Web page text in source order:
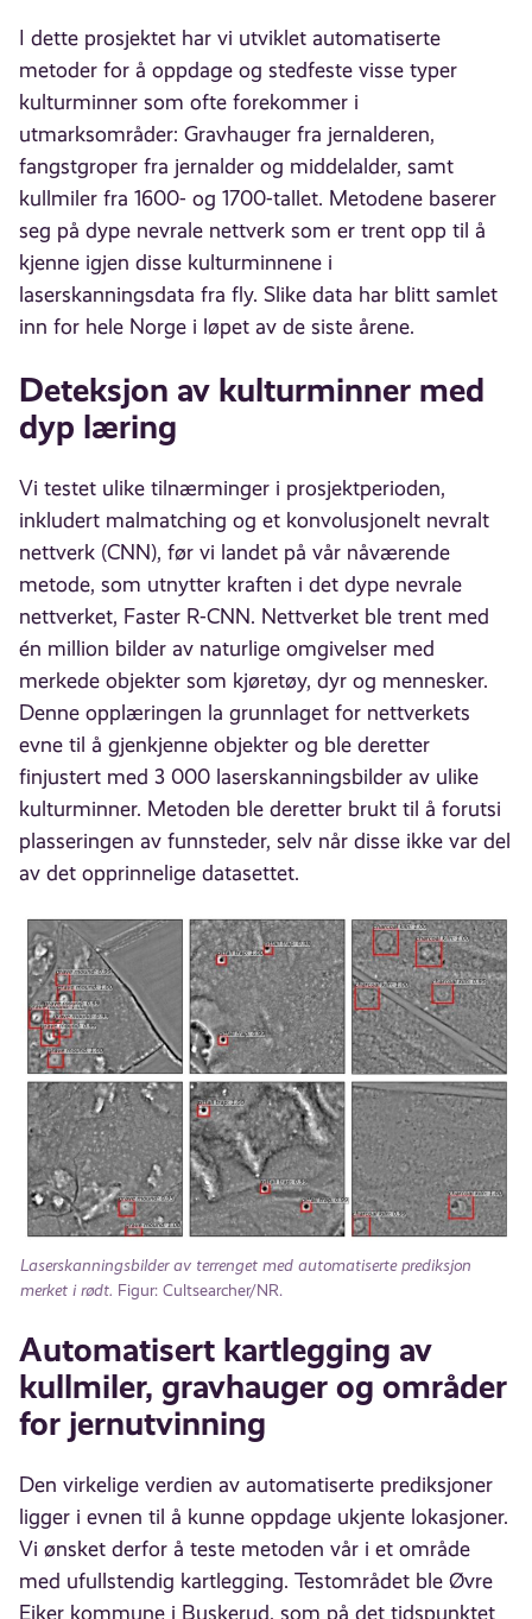
I dette prosjektet har vi utviklet automatiserte
metoder for å oppdage og stedfeste visse typer
kulturminner som ofte forekommer i
utmarksområder: Gravhauger fra jernalderen,
fangstgroper fra jernalder og middelalder, samt
kullmiler fra 1600- og 1700-tallet. Metodene baserer
seg på dype nevrale nettverk som er trent opp til å
kjenne igjen disse kulturminnene i
laserskanningsdata fra fly. Slike data har blitt samlet
inn for hele Norge i løpet av de siste årene.
Deteksjon av kulturminner med
dyp læring
Vi testet ulike tilnærminger i prosjektperioden,
inkludert malmatching og et konvolusjonelt nevralt
nettverk (CNN), før vi landet på vår nåværende
metode, som utnytter kraften i det dype nevrale
nettverket, Faster R-CNN. Nettverket ble trent med
én million bilder av naturlige omgivelser med
merkede objekter som kjøretøy, dyr og mennesker.
Denne opplæringen la grunnlaget for nettverkets
evne til å gjenkjenne objekter og ble deretter
finjustert med 3 000 laserskanningsbilder av ulike
kulturminner. Metoden ble deretter brukt til å forutsi
plasseringen av funnsteder, selv når disse ikke var del
av det opprinnelige datasettet.
Laserskanningsbilder av terrenget med automatiserte prediksjon
merket i rødt. Figur: Cultsearcher/NR.
Automatisert kartlegging av
kullmiler, gravhauger og områder
for jernutvinning
Den virkelige verdien av automatiserte prediksjoner
ligger i evnen til å kunne oppdage ukjente lokasjoner.
Vi ønsket derfor å teste metoden vår i et område
med ufullstendig kartlegging. Testområdet ble Øvre
Eiker kommune i Buskerud, som på det tidspunktet